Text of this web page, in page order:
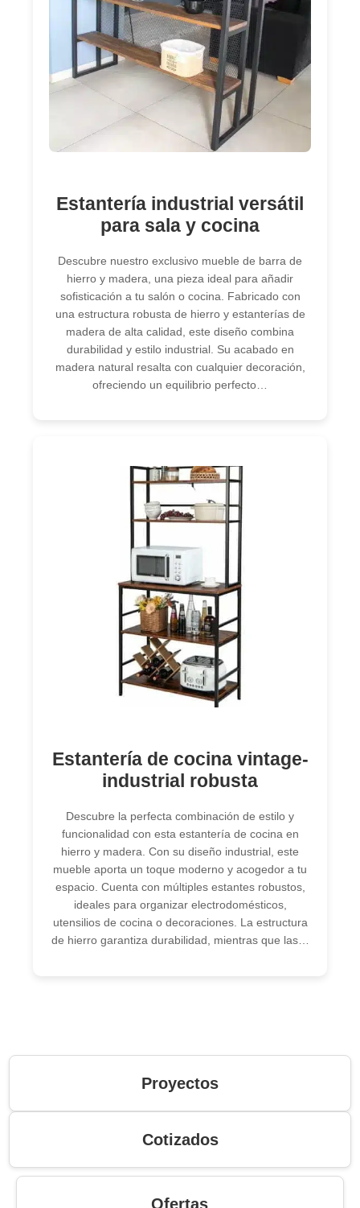
Proyectos
Cotizados
Ofertas
Estantería industrial versátil
para sala y cocina
Descubre nuestro exclusivo mueble de barra de
hierro y madera, una pieza ideal para añadir
sofisticación a tu salón o cocina. Fabricado con
una estructura robusta de hierro y estanterías de
madera de alta calidad, este diseño combina
durabilidad y estilo industrial. Su acabado en
madera natural resalta con cualquier decoración,
ofreciendo un equilibrio perfecto…
Estantería de cocina vintage-
industrial robusta
Descubre la perfecta combinación de estilo y
funcionalidad con esta estantería de cocina en
hierro y madera. Con su diseño industrial, este
mueble aporta un toque moderno y acogedor a tu
espacio. Cuenta con múltiples estantes robustos,
ideales para organizar electrodomésticos,
utensilios de cocina o decoraciones. La estructura
de hierro garantiza durabilidad, mientras que las…